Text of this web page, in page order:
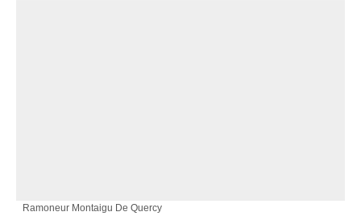
Ramoneur Montaigu De Quercy